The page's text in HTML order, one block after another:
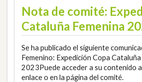
Nota de comité:
Cataluña Femenina
Se ha publicado el siguiente
Femenino: Expedición Copa Cataluña
2023Puede acceder a su contenido
enlace o en la página del comité.